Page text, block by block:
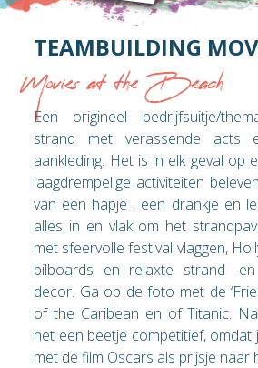
TEAMBUILDING
Movies at the Beach
Een origineel bedrijfsuitje/
strand met verassende acts
aankleding. Het is in elk geval op
laagdrempelige activiteiten
van een hapje , een drankje en
alles in en vlak om het
met sfeervolle festival vlaggen,
bilboards en relaxte strand -
decor. Ga op de foto met de
of the Caribean en of Titanic.
het een beetje competitief, omdat
met de film Oscars als prijsje naar